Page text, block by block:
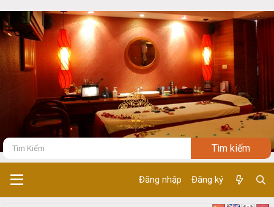
Đăng nhập Đăng ký